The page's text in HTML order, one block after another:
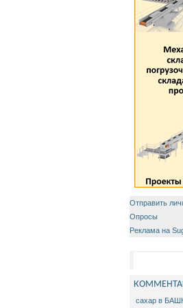
Отправить
Опросы
Реклама на
сахар в